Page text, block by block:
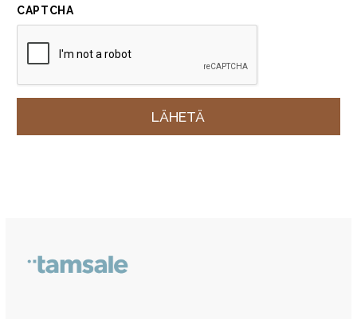
CAPTCHA